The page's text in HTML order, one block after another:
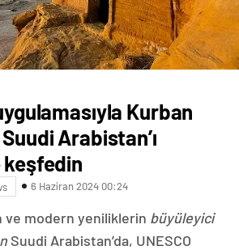
Kurban
Arabistan’ı
6 Haziran 2024 00:24
ve modern yeniliklerin büyüleyici
Suudi Arabistan’da, UNESCO